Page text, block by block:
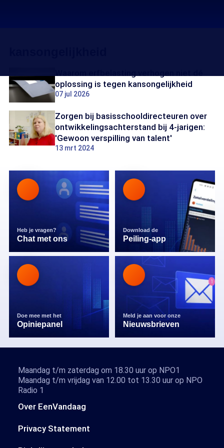
oplossing is tegen kansongelijkheid
07 jul 2026
Zorgen bij basisschooldirecteuren over
ontwikkelingsachterstand bij 4-jarigen:
'Gewoon verspilling van talent'
13 mrt 2024
Heb je vragen?
Chat met ons
Download de
Peiling-app
Doe mee met het
Opiniepanel
Meld je aan voor onze
Nieuwsbrieven
Over EenVandaag
Privacy Statement
Maandag t/m zaterdag om 18.30 uur op NPO1
Maandag t/m vrijdag van 12.00 tot 13.30 uur op NPO
Radio 1